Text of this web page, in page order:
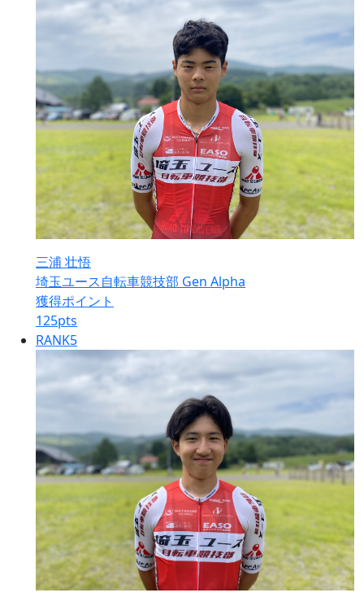
三浦 壮悟
埼玉ユース自転車競技部 Gen Alpha
獲得ポイント
125pts
RANK5